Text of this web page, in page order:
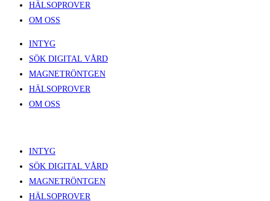
HÄLSOPROVER
OM OSS
INTYG
SÖK DIGITAL VÅRD
MAGNETRÖNTGEN
HÄLSOPROVER
OM OSS
INTYG
SÖK DIGITAL VÅRD
MAGNETRÖNTGEN
HÄLSOPROVER